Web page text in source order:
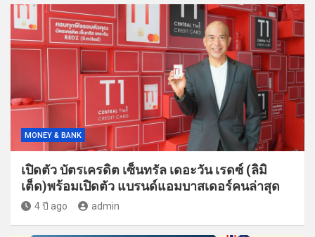
MONEY & BANK
เปิดตัว บัตรเครดิต เซ็นทรัล เดอะวัน เรดซ์ (ลิมิ
เต็ด)พร้อมเปิดตัว แบรนด์แอมบาสเดอร์คนล่าสุด
4 ปี ago admin